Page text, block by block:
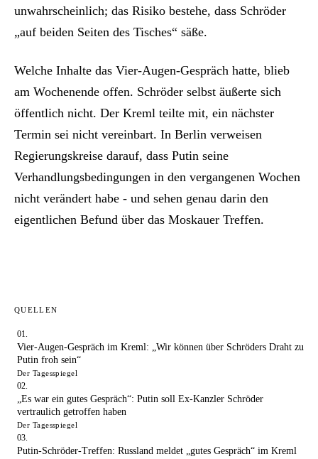
unwahrscheinlich; das Risiko bestehe, dass Schröder
„auf beiden Seiten des Tisches“ säße.
Welche Inhalte das Vier-Augen-Gespräch hatte, blieb
am Wochenende offen. Schröder selbst äußerte sich
öffentlich nicht. Der Kreml teilte mit, ein nächster
Termin sei nicht vereinbart. In Berlin verweisen
Regierungskreise darauf, dass Putin seine
Verhandlungsbedingungen in den vergangenen Wochen
nicht verändert habe - und sehen genau darin den
eigentlichen Befund über das Moskauer Treffen.
QUELLEN
Vier-Augen-Gespräch im Kreml: „Wir können über Schröders Draht zu
Putin froh sein“
Der Tagesspiegel
„Es war ein gutes Gespräch“: Putin soll Ex-Kanzler Schröder
vertraulich getroffen haben
Der Tagesspiegel
Putin-Schröder-Treffen: Russland meldet „gutes Gespräch“ im Kreml